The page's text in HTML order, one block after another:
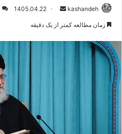
kashandeh
ارسال1405.04.22
زمان مطالعه کمتر از یک دقیقه